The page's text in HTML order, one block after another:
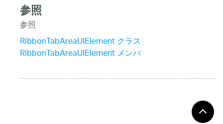
参照
参照
RibbonTabAreaUIElement クラス
RibbonTabAreaUIElement メンバ